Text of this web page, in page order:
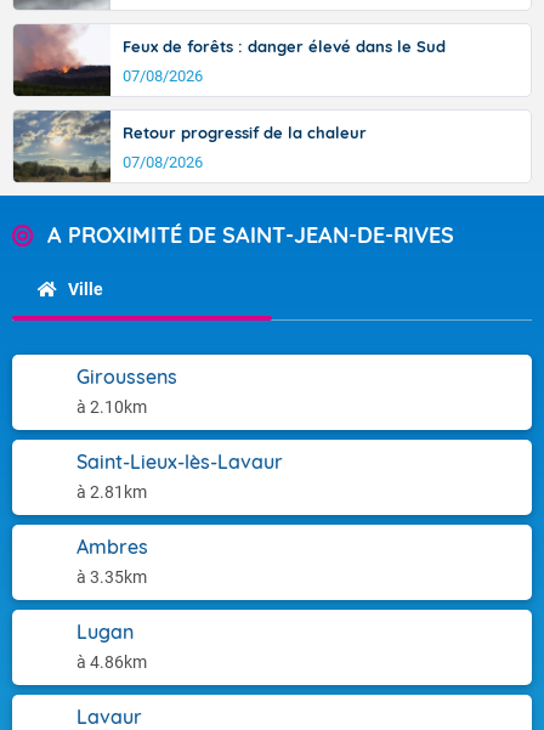
Feux de forêts : danger élevé dans le Sud
07/08/2026
Retour progressif de la chaleur
07/08/2026
A PROXIMITÉ DE SAINT-JEAN-DE-RIVES
Ville
Giroussens
à 2.10km
Saint-Lieux-lès-Lavaur
à 2.81km
Ambres
à 3.35km
Lugan
à 4.86km
Lavaur